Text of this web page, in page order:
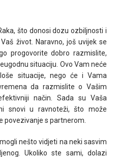
što donosi dozu ozbiljnosti i
život. Naravno, još uvijek se
progovorite dobro razmislite,
situaciju. Ovo Vam neće
situacije, nego će i Vama
da razmislite o Vašim
način. Sada su Vaša
snovi u ravnoteži, što može
povezivanje s partnerom.
nešto vidjeti na neki sasvim
Ukoliko ste sami, dolazi